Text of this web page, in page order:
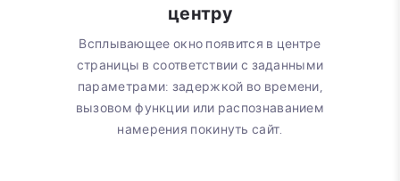
центру
Всплывающее окно появится в центре
страницы в соответствии с заданными
параметрами: задержкой во времени,
вызовом функции или распознаванием
намерения покинуть сайт.